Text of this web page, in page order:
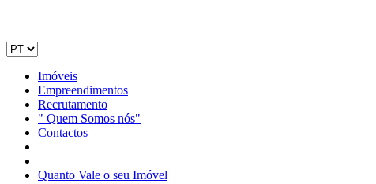
Imóveis
Empreendimentos
Recrutamento
" Quem Somos nós"
Contactos
Quanto Vale o seu Imóvel